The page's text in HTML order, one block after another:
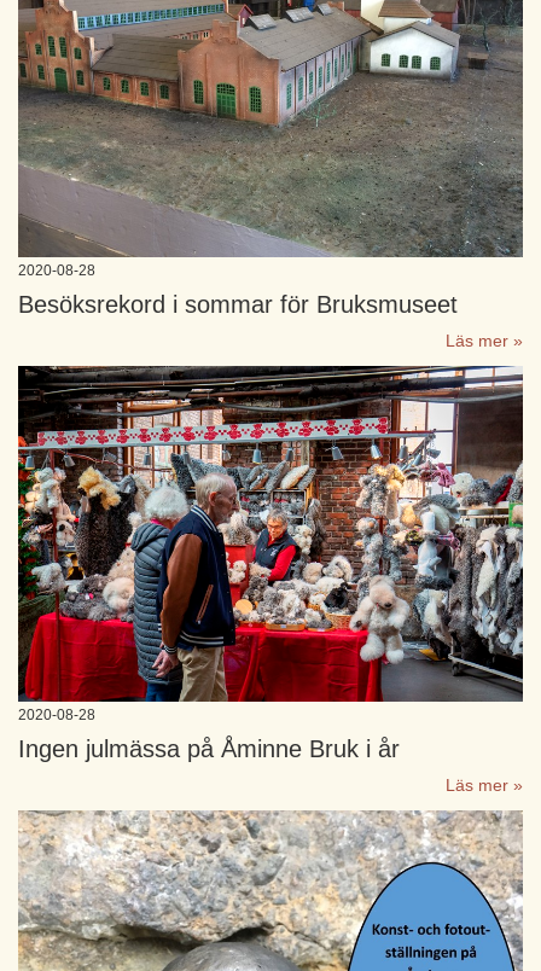
2020-08-28
Besöksrekord i sommar för Bruksmuseet
Läs mer »
2020-08-28
Ingen julmässa på Åminne Bruk i år
Läs mer »